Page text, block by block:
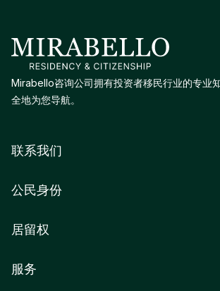
Mirabello咨询公司拥有投资者移民行业的专业
全地为您导航。
联系我们
公民身份
居留权
服务